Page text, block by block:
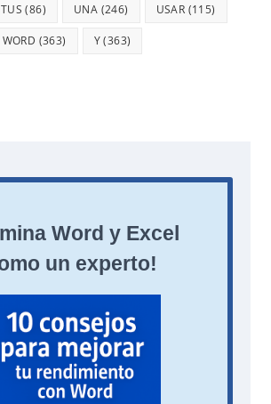
TUS (86) UNA (246) USAR (115)
WORD (363) Y(363)